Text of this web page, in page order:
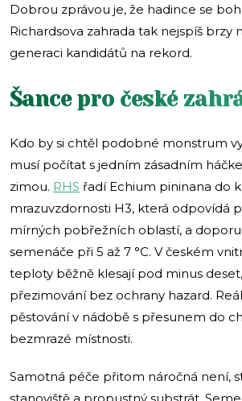
Dobrou zprávou je, že hadince se
Richardsova zahrada tak nejspíš brzy
generaci kandidátů na rekord.
Šance pro české
Kdo by si chtěl podobné monstrum
musí počítat s jedním zásadním
zimou. RHS řadí Echium pininana do
mrazuvzdornosti H3, která odpovídá
mírných pobřežních oblastí, a
semenáče při 5 až 7 °C. V českém
teploty běžně klesají pod minus
přezimování bez ochrany hazard.
pěstování v nádobě s přesunem do
bezmrazé místnosti.
Samotná péče přitom náročná není,